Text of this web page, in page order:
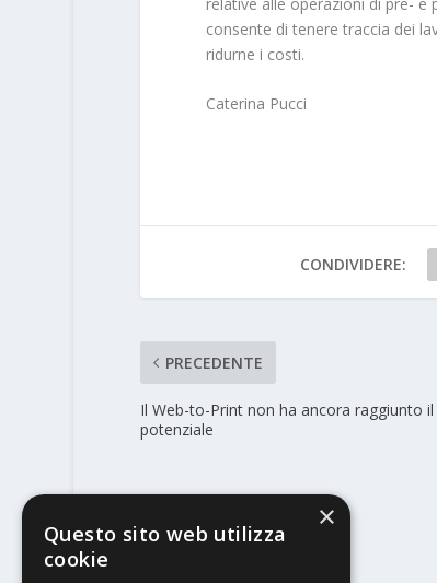
consente di tenere traccia dei
ridurne i costi.
Caterina Pucci
CONDIVIDERE:
PRECEDENTE
Il Web-to-Print non ha ancora raggiunto
potenziale
×
Questo sito web utilizza
cookie